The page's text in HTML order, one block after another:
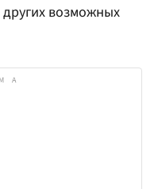
возможных